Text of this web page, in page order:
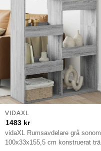
vidaXL Rumsavdelare grå
100x33x155,5 cm konstruerat trä
VIDAXL
1483 kr